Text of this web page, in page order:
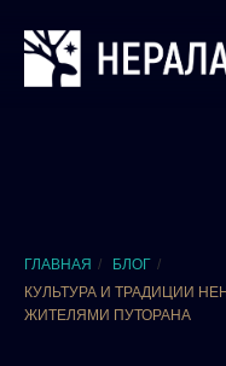
ГЛАВНАЯ / БЛОГ /
КУЛЬТУРА И ТРАДИЦИИ
ЖИТЕЛЯМИ ПУТОРАНА